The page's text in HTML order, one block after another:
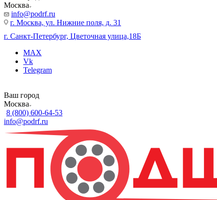
Москва
info@podrf.ru
г. Москва, ул. Нижние поля, д. 31
г. Санкт-Петербург, Цветочная улица,18Б
MAX
Vk
Telegram
Ваш город
Москва
8 (800) 600-64-53
info@podrf.ru